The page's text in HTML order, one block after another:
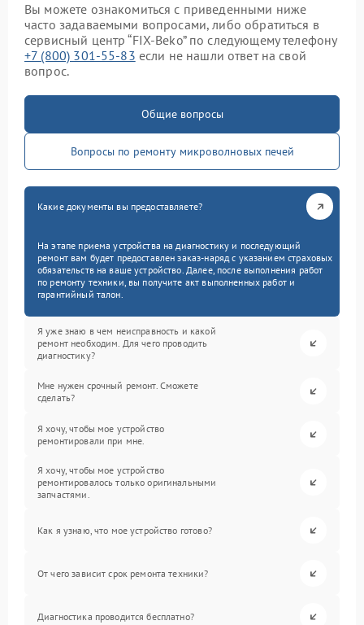
Вы можете ознакомиться с приведенными ниже
часто задаваемыми вопросами, либо обратиться в
сервисный центр “FIX-Beko” по следующему телефону
+7 (800) 301-55-83 если не нашли ответ на свой
вопрос.
Общие вопросы
Вопросы по ремонту микроволновых печей
Какие документы вы предоставляете?
На этапе приема устройства на диагностику и последующий
ремонт вам будет предоставлен заказ-наряд с указанием страховых
обязательств на ваше устройство. Далее, после выполнения работ
по ремонту техники, вы получите акт выполненных работ и
гарантийный талон.
Я уже знаю в чем неисправность и какой
ремонт необходим. Для чего проводить
диагностику?
Мне нужен срочный ремонт. Сможете
сделать?
Я хочу, чтобы мое устройство
ремонтировали при мне.
Я хочу, чтобы мое устройство
ремонтировалось только оригинальными
запчастями.
Как я узнаю, что мое устройство готово?
От чего зависит срок ремонта техники?
Диагностика проводится бесплатно?